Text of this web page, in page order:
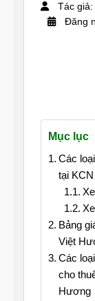
Tác giả:
Đăng
Mục lục
Các
tại
Bảng
Việt
Các
cho
Hương